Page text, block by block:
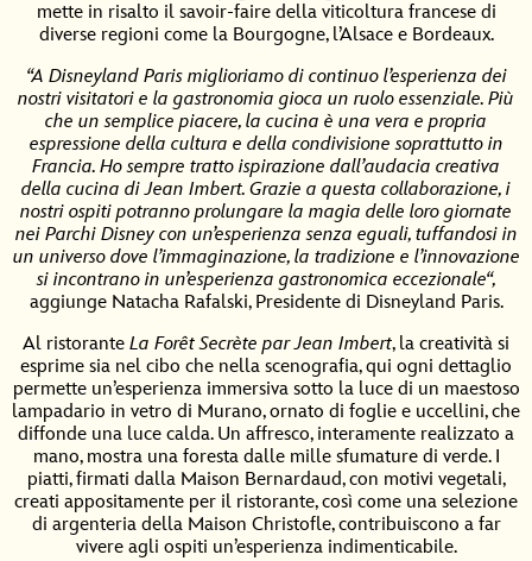
mette in risalto il savoir-faire della viticoltura francese di
diverse regioni come la Bourgogne, l’Alsace e Bordeaux.
“A Disneyland Paris miglioriamo di continuo l’esperienza dei
nostri visitatori e la gastronomia gioca un ruolo essenziale. Più
che un semplice piacere, la cucina è una vera e propria
espressione della cultura e della condivisione soprattutto in
Francia. Ho sempre tratto ispirazione dall’audacia creativa
della cucina di Jean Imbert. Grazie a questa collaborazione, i
nostri ospiti potranno prolungare la magia delle loro giornate
nei Parchi Disney con un’esperienza senza eguali, tuffandosi in
un universo dove l’immaginazione, la tradizione e l’innovazione
si incontrano in un’esperienza gastronomica eccezionale“,
aggiunge Natacha Rafalski, Presidente di Disneyland Paris.
Al ristorante La Forêt Secrète par Jean Imbert, la creatività si
esprime sia nel cibo che nella scenografia, qui ogni dettaglio
permette un’esperienza immersiva sotto la luce di un maestoso
lampadario in vetro di Murano, ornato di foglie e uccellini, che
diffonde una luce calda. Un affresco, interamente realizzato a
mano, mostra una foresta dalle mille sfumature di verde. I
piatti, firmati dalla Maison Bernardaud, con motivi vegetali,
creati appositamente per il ristorante, così come una selezione
di argenteria della Maison Christofle, contribuiscono a far
vivere agli ospiti un’esperienza indimenticabile.